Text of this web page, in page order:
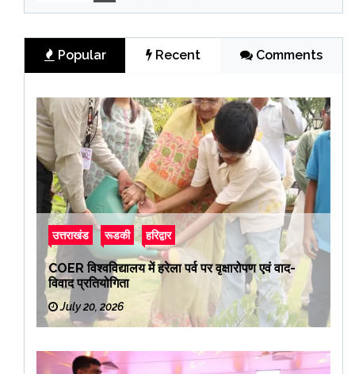
Popular Recent Comments
उत्तराखंड रूडकी हरिद्वार
COER विश्वविद्यालय में हरेला पर्व पर वृक्षारोपण एवं वाद-
विवाद प्रतियोगिता
July 20, 2026